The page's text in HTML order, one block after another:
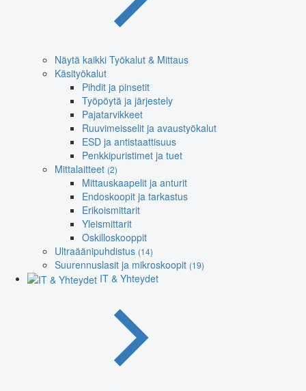
Näytä kaikki Työkalut & Mittaus
Käsityökalut
Pihdit ja pinsetit
Työpöytä ja järjestely
Pajatarvikkeet
Ruuvimeisselit ja avaustyökalut
ESD ja antistaattisuus
Penkkipuristimet ja tuet
Mittalaitteet (2)
Mittauskaapelit ja anturit
Endoskoopit ja tarkastus
Erikoismittarit
Yleismittarit
Oskilloskooppit
Ultraäänipuhdistus (14)
Suurennuslasit ja mikroskoopit (19)
IT & Yhteydet